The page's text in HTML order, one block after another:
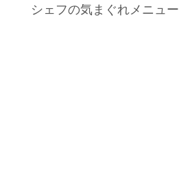
シェフの気まぐれメニュー